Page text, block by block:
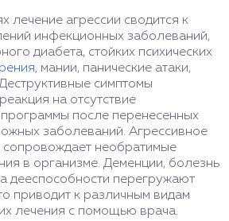
лечение агрессии сводится к
инфекционных заболеваний,
диабета, стойких психических
, мании, панические атаки,
симптомы
на отсутствие
после перенесенных
заболеваний. Агрессивное
сопровождает необратимые
в организме. Деменции, болезнь
дееспособности перегружают
приводит к различным видам
лечения с помощью врача.